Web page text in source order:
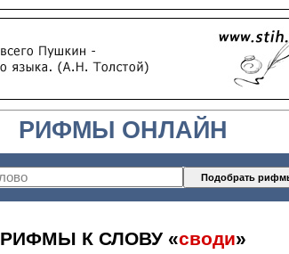
РИФМЫ ОНЛАЙН
РИФМЫ К СЛОВУ «своди»